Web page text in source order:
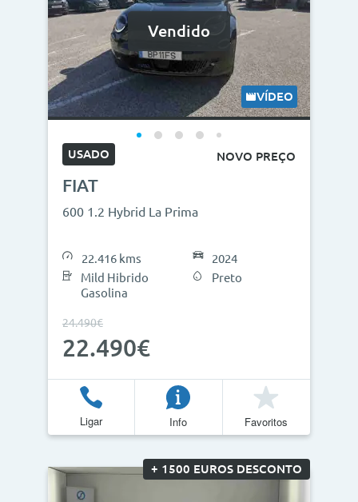
Vendido
VÍDEO
USADO NOVO PREÇO
FIAT
600 1.2 Hybrid La Prima
22.416 kms
Mild Hibrido
Gasolina
2024
Preto
24.490€
22.490€
Ligar Info Favoritos
+ 1500 EUROS DESCONTO